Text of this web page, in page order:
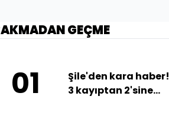
GEÇME
01
Şile'den kara haber!
3 kayıptan 2'sine